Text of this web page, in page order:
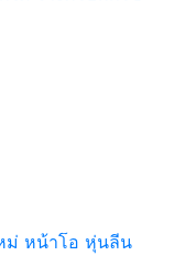
ม่ หน้าโอ หุ่นลีน